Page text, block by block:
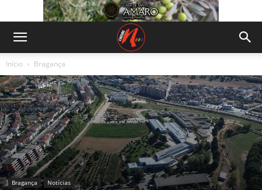
Início Bragança
Bragança Notícias